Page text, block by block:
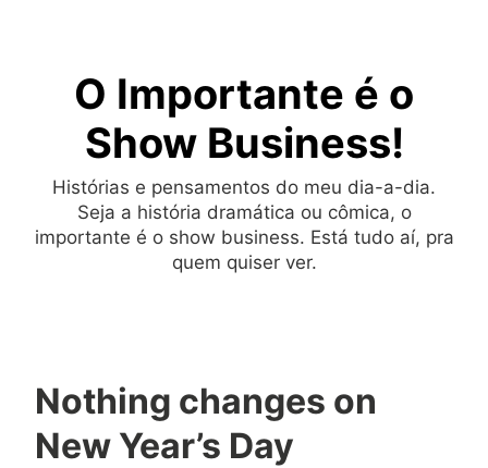
O Importante é o
Show Business!
Histórias e pensamentos do meu dia-a-dia.
Seja a história dramática ou cômica, o
importante é o show business. Está tudo aí, pra
quem quiser ver.
Nothing changes on
New Year’s Day